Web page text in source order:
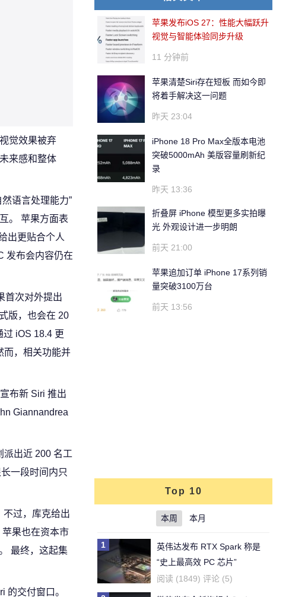
觉效果被弃
来感和整体
语言处理能力”
。 苹果方面表
出更贴合个人
发布会内容仍在
首次对外提出
版，也会在 20
iOS 18.4 更
而，相关功能并
布新 Siri 推出
Giannandrea
派出近 200 名工
一段时间内只
不过，库克给出
苹果也在资本市
最终，这起集
的交付窗口。
苹果发布iOS 27：性能大幅跃升
视觉与智能体验同步升级
11 分钟前
苹果清楚Siri存在短板 而如今即
将着手解决这一问题
昨天 23:04
iPhone 18 Pro Max全版本电池
突破5000mAh 美版容量刷新纪
录
昨天 13:36
折叠屏 iPhone 模型更多实拍曝
光 外观设计进一步明朗
前天 21:00
苹果追加订单 iPhone 17系列销
量突破3100万台
前天 13:56
Top 10
本周 本月
1
英伟达发布 RTX Spark 称是
“史上最高效 PC 芯片”
阅读 (1849) 评论 (5)